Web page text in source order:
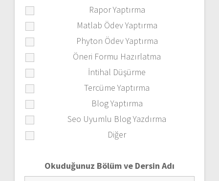
Rapor Yaptırma
Matlab Ödev Yaptırma
Phyton Ödev Yaptırma
Öneri Formu Hazırlatma
İntihal Düşürme
Tercüme Yaptırma
Blog Yaptırma
Seo Uyumlu Blog Yazdırma
Diğer
Okuduğunuz Bölüm ve Dersin Adı